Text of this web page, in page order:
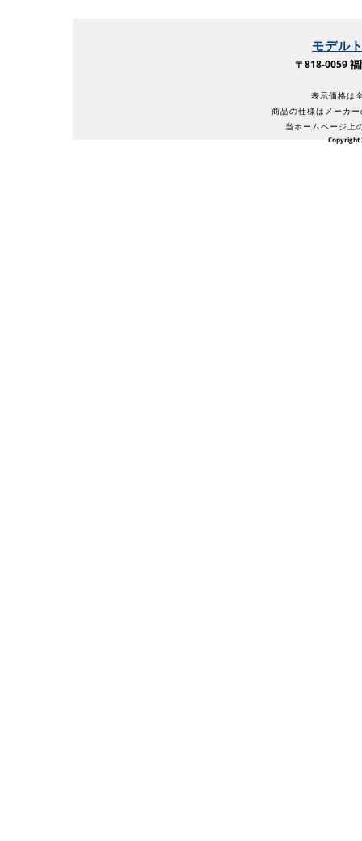
モデル
〒818-0059
表示価格は
商品の仕様はメーカ
当ホームページ上
Copyright